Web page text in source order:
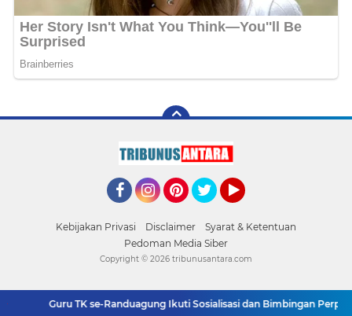
Kebijakan Privasi Disclaimer
Syarat & Ketentuan
Pedoman Media Siber
Guru TK se-Randuagung Ikuti Sosialisasi dan Bimbingan
Copyright © 2026 tribunusantara.com